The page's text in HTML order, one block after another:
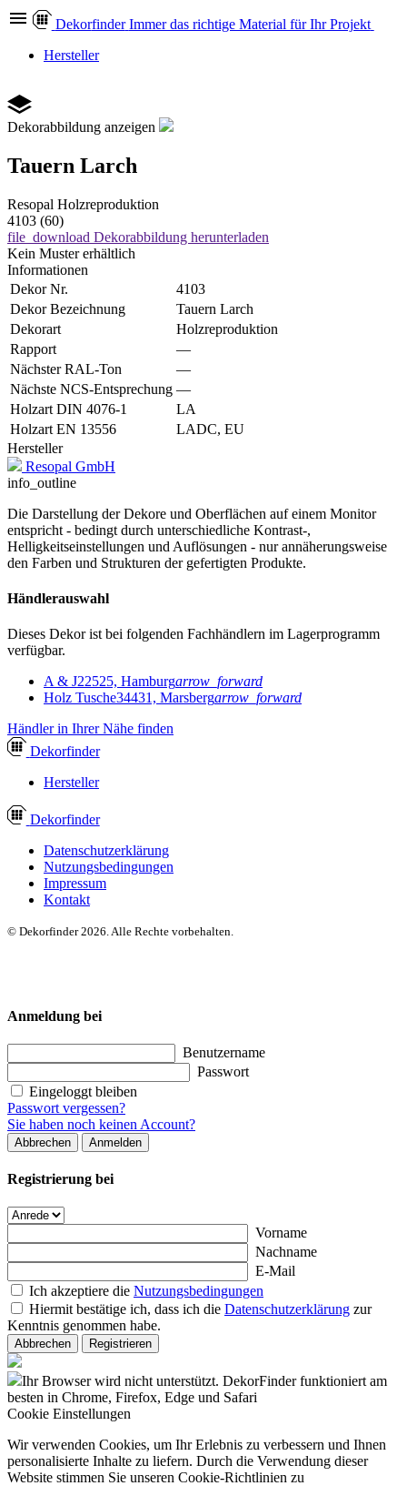
Dekorfinder Immer das richtige Material für Ihr Projekt
Hersteller
Dekorabbildung anzeigen
Tauern Larch
Resopal Holzreproduktion
4103 (60)
file_download Dekorabbildung herunterladen
Kein Muster erhältlich
Informationen
Dekor Nr.
4103
Dekor Bezeichnung
Tauern Larch
Dekorart
Holzreproduktion
Rapport
—
Nächster RAL-Ton
—
Nächste NCS-Entsprechung —
Holzart DIN 4076-1
LA
Holzart EN 13556
LADC, EU
Hersteller
Resopal GmbH
info_outline
Die Darstellung der Dekore und Oberflächen auf einem Monitor
entspricht - bedingt durch unterschiedliche Kontrast-,
Helligkeitseinstellungen und Auflösungen - nur annäherungsweise
den Farben und Strukturen der gefertigten Produkte.
Händlerauswahl
Dieses Dekor ist bei folgenden Fachhändlern im Lagerprogramm
verfügbar.
A & J22525, Hamburgarrow_forward
Holz Tusche34431, Marsbergarrow_forward
Händler in Ihrer Nähe finden
Dekorfinder
Hersteller
Dekorfinder
Datenschutzerklärung
Nutzungsbedingungen
Impressum
Kontakt
© Dekorfinder 2026. Alle Rechte vorbehalten.
Anmeldung bei
Benutzername
Passwort
Eingeloggt bleiben
Passwort vergessen?
Sie haben noch keinen Account?
Abbrechen Anmelden
Registrierung bei
Vorname
Nachname
E-Mail
Ich akzeptiere die Nutzungsbedingungen
Hiermit bestätige ich, dass ich die Datenschutzerklärung zur
Kenntnis genommen habe.
Abbrechen Registrieren
Ihr Browser wird nicht unterstützt. DekorFinder funktioniert am
besten in Chrome, Firefox, Edge und Safari
Cookie Einstellungen
Wir verwenden Cookies, um Ihr Erlebnis zu verbessern und Ihnen
personalisierte Inhalte zu liefern. Durch die Verwendung dieser
Website stimmen Sie unseren Cookie-Richtlinien zu